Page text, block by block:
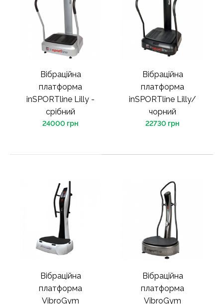
Вібраційна
платформа
inSPORTline Lilly -
срібний
24000 грн
Вібраційна
платформа
inSPORTline Lilly/
чорний
22730 грн
Вібраційна
платформа
VibroGym
Вібраційна
платформа
VibroGym